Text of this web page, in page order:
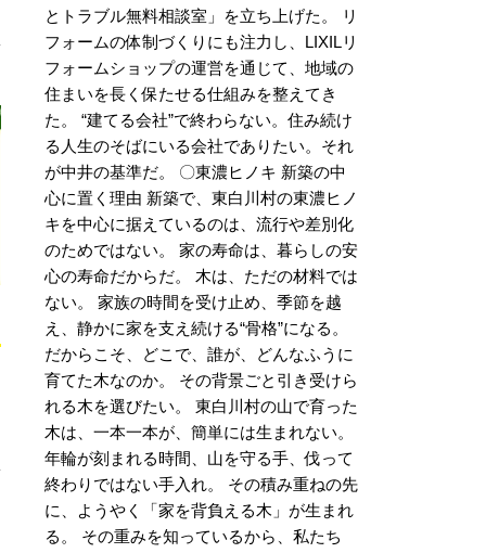
とトラブル無料相談室」を立ち上げた。 リ
フォームの体制づくりにも注力し、LIXILリ
フォームショップの運営を通じて、地域の
住まいを長く保たせる仕組みを整えてき
た。 “建てる会社”で終わらない。住み続け
る人生のそばにいる会社でありたい。それ
が中井の基準だ。 〇東濃ヒノキ 新築の中
心に置く理由 新築で、東白川村の東濃ヒノ
キを中心に据えているのは、流行や差別化
のためではない。 家の寿命は、暮らしの安
心の寿命だからだ。 木は、ただの材料では
ない。 家族の時間を受け止め、季節を越
え、静かに家を支え続ける“骨格”になる。
だからこそ、どこで、誰が、どんなふうに
育てた木なのか。 その背景ごと引き受けら
れる木を選びたい。 東白川村の山で育った
木は、一本一本が、簡単には生まれない。
年輪が刻まれる時間、山を守る手、伐って
終わりではない手入れ。 その積み重ねの先
に、ようやく「家を背負える木」が生まれ
る。 その重みを知っているから、私たち